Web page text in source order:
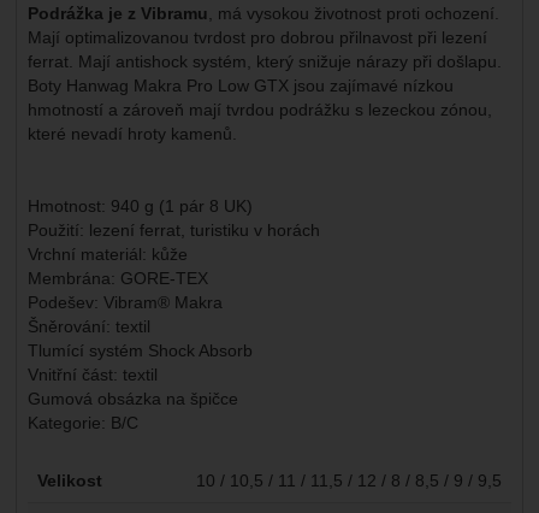
Podrážka je z Vibramu , má vysokou životnost proti ochození.
Mají optimalizovanou tvrdost pro dobrou přilnavost při lezení
ferrat. Mají antishock systém, který snižuje nárazy při došlapu.
Boty Hanwag Makra Pro Low GTX jsou zajímavé nízkou
hmotností a zároveň mají tvrdou podrážku s lezeckou zónou,
které nevadí hroty kamenů.
Hmotnost: 940 g (1 pár 8 UK)
Použití: lezení ferrat, turistiku v horách
Vrchní materiál: kůže
Membrána: GORE-TEX
Podešev: Vibram® Makra
Šněrování: textil
Tlumící systém Shock Absorb
Vnitřní část: textil
Gumová obsázka na špičce
Kategorie: B/C
Parametry
Velikost 10 / 10,5 / 11 / 11,5 / 12 / 8 / 8,5 / 9 / 9,5